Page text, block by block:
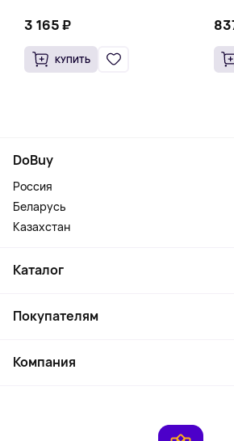
Унции)
3 165 ₽
КУПИТЬ
DoBuy
Россия
Беларусь
Казахстан
Каталог
Ноутбуки, мониторы, VR
Косметика и уход
Покупателям
Как заказать
Компания